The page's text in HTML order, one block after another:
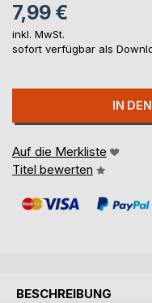
7,99 €
inkl. MwSt.
sofort verfügbar als
IN
Auf die Merkliste
Titel bewerten
BESCHREIBUNG